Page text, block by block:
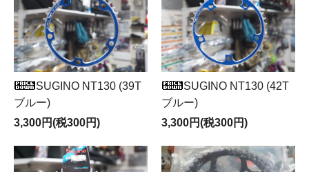
SUGINO NT130 (39T
ブルー)
3,300円(税300円)
SUGINO NT130 (42T
ブルー)
3,300円(税300円)